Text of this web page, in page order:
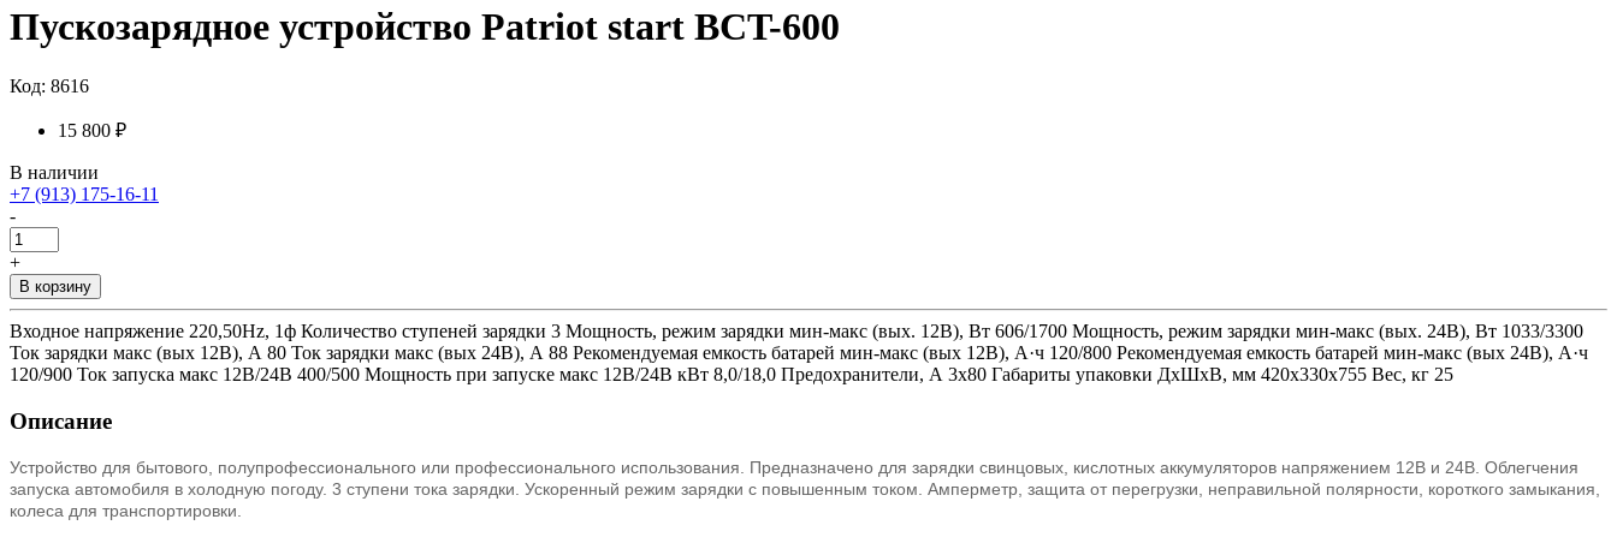
Пускозарядное устройство Patriot start BCT-600
Код: 8616
15 800 ₽
В наличии
+7 (913) 175-16-11
-
+
В корзину
Входное напряжение 220,50Hz, 1ф Количество ступеней зарядки 3 Мощность, режим зарядки мин-макс (вых. 12В), Вт 606/1700 Мощность, режим зарядки мин-макс (вых. 24В), Вт 1033/3300
Ток зарядки макс (вых 12В), А 80 Ток зарядки макс (вых 24В), А 88 Рекомендуемая емкость батарей мин-макс (вых 12В), А·ч 120/800 Рекомендуемая емкость батарей мин-макс (вых 24В), А·ч
120/900 Ток запуска макс 12В/24В 400/500 Мощность при запуске макс 12В/24В кВт 8,0/18,0 Предохранители, А 3х80 Габариты упаковки ДхШхВ, мм 420x330x755 Вес, кг 25
Описание
Устройство для бытового, полупрофессионального или профессионального использования. Предназначено для зарядки свинцовых, кислотных аккумуляторов напряжением 12В и 24В. Облегчения
запуска автомобиля в холодную погоду. 3 ступени тока зарядки. Ускоренный режим зарядки с повышенным током. Амперметр, защита от перегрузки, неправильной полярности, короткого замыкания,
колеса для транспортировки.